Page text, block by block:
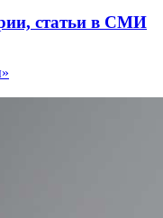
статьи в СМИ